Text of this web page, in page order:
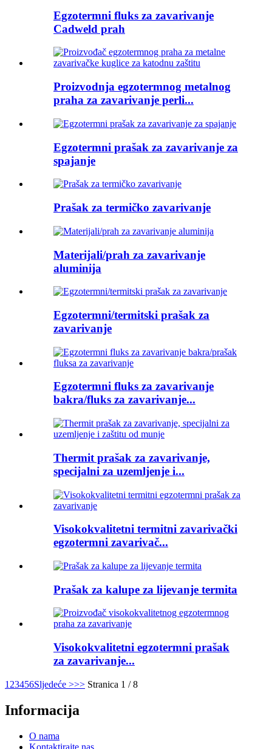
Egzotermni fluks za zavarivanje
Cadweld prah
Proizvodnja egzotermnog metalnog
praha za zavarivanje perli...
Egzotermni prašak za zavarivanje za
spajanje
Prašak za termičko zavarivanje
Materijali/prah za zavarivanje
aluminija
Egzotermni/termitski prašak za
zavarivanje
Egzotermni fluks za zavarivanje
bakra/fluks za zavarivanje...
Thermit prašak za zavarivanje,
specijalni za uzemljenje i...
Visokokvalitetni termitni zavarivački
egzotermni zavarivač...
Prašak za kalupe za lijevanje termita
Visokokvalitetni egzotermni prašak
za zavarivanje...
1 23456Sljedeće >>> Stranica 1 / 8
Informacija
O nama
Kontaktirajte nas